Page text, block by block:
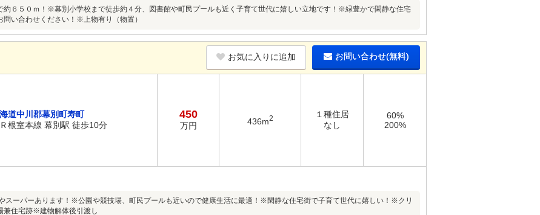
６５０ｍ！※幕別小学校まで徒歩約４分、図書館や町民プールも近く子育て世代に嬉しい立地です！※緑豊かで閑静な住宅
い合わせください！※上物有り（物置）
お気に入りに追加 お問い合わせ(無料)
道中川郡幕別町寿町
Ｒ根室本線 幕別駅 徒歩10分
450
万円 436m2
１種住居
なし
60%
200%
スーパーあります！※公園や競技場、町民プールも近いので健康生活に最適！※閑静な住宅街で子育て世代に嬉しい！※クリ
兼住宅跡※建物解体後引渡し